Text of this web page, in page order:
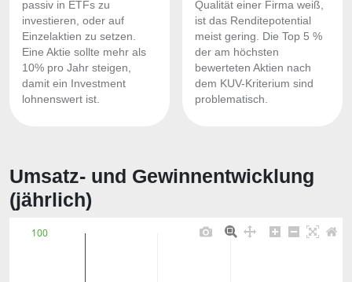
passiv in ETFs zu
investieren, oder auf
Einzelaktien zu setzen.
Eine Aktie sollte mehr als
10% pro Jahr steigen,
damit ein Investment
lohnenswert ist.
Qualität einer Firma weiß,
ist das Renditepotential
meist gering. Die Top 5 %
der am höchsten
bewerteten Aktien nach
dem KUV-Kriterium sind
problematisch.
Umsatz- und Gewinnentwicklung
(jährlich)
100